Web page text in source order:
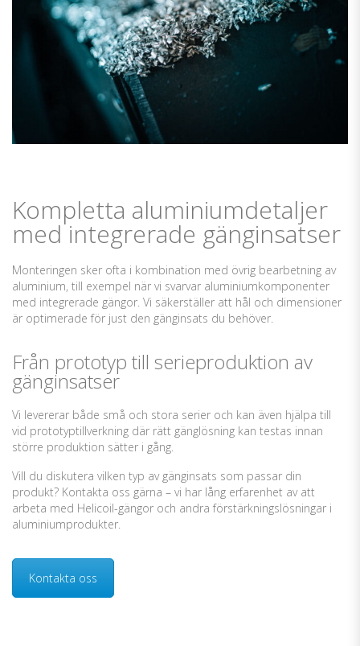
Kompletta aluminiumdetaljer
med integrerade gänginsatser
Monteringen sker ofta i kombination med övrig bearbetning av
aluminium, till exempel när vi svarvar aluminiumkomponenter
med integrerade gängor. Vi säkerställer att hål och dimensioner
är optimerade för just den gänginsats du behöver.
Från prototyp till serieproduktion av
gänginsatser
Vi levererar både små och stora serier och kan även hjälpa till
vid prototyptillverkning där rätt gänglösning kan testas innan
större produktion sätter i gång.
Vill du diskutera vilken typ av gänginsats som passar din
produkt? Kontakta oss gärna – vi har lång erfarenhet av att
arbeta med Helicoil-gängor och andra förstärkningslösningar i
aluminiumprodukter.
Kontakta oss